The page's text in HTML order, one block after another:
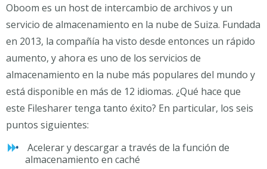
Oboom es un host de intercambio de archivos y un
servicio de almacenamiento en la nube de Suiza. Fundada
en 2013, la compañía ha visto desde entonces un rápido
aumento, y ahora es uno de los servicios de
almacenamiento en la nube más populares del mundo y
está disponible en más de 12 idiomas. ¿Qué hace que
este Filesharer tenga tanto éxito? En particular, los seis
puntos siguientes:
Acelerar y descargar a través de la función de
almacenamiento en caché